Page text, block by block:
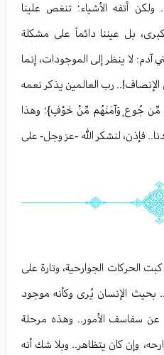
أتفه الأشياء؛ تنغص علينا
بل عيننا دائماً على مشكلة
لا ينظر إلى الموجودات، إنما
رب العالمين يذكر نعمه
مِّن جُوعٍ وَآمَنَهُم مِّنْ خَوْفٍ}؛ وهذا
فإذن، لنشكر الله -عز وجل- على
الحركات الجوارحية، وتارة على
بحيث الإنسان يُرى وكأنه موجود
عن سفاسف الأمور.. وهذه مرحلة
وإن كان يتظاهر.. وبلا شك أنه